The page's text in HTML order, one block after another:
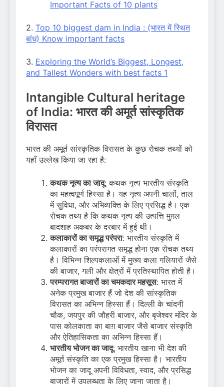
Important Facts of 10 plants
2. Top 10 biggest dam in India : (भारत में स्थित
बांध) Know important facts
3. Exploring the World’s Biggest, Longest,
and Tallest Wonders with best facts 1
Intangible Cultural heritage
of India: भारत की अमूर्त सांस्कृतिक
विरासत
भारत की अमूर्त सांस्कृतिक विरासत के कुछ रोचक तथ्यों को
यहाँ उल्लेख किया जा रहा है:
कथक नृत्य का जादू: कथक नृत्य भारतीय संस्कृति
का महत्वपूर्ण हिस्सा है। यह नृत्य अपनी चालों, ताल
में सुविधा, और अभिव्यक्ति के लिए प्रसिद्ध है। एक
रोचक तथ्य है कि कथक नृत्य की उत्पत्ति मुग़ल
बादशाह अकबर के दरबार में हुई थी।
कलाकारों का समृद्ध परंपरा: भारतीय संस्कृति में
कलाकारों का परंपरागत समृद्ध होना एक रोचक तथ्य
है। विभिन्न शिल्पकलाओं में मुख्य कला गलियारों जैसे
की बाजार, गली और क्षेत्रों में प्रतिस्थापित होती है।
परम्परागत बाजारों का चमकदार महसूस: भारत में
अनेक प्रमुख बाजार हैं जो देश की सांस्कृतिक
विरासत का अभिन्न हिस्सा हैं। दिल्ली के चांदनी
चौक, जयपुर की जौहरी बाजार, और बृजेश्वर मंदिर के
पास कोलकाता का बाग़ बाजार जैसे बाजार संस्कृति
और ऐतिहासिकता का अभिन्न हिस्सा हैं।
भारतीय भोजन का जादू: भारतीय खाना भी देश की
अमूर्त संस्कृति का एक प्रमुख हिस्सा है। भारतीय
भोजन का जादू अपनी विविधता, स्वाद, और प्रसिद्ध
बाजारों में उपलब्धता के लिए जाना जाता है।